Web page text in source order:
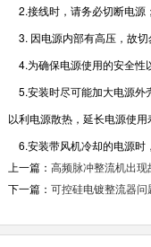
2.接线时，请务必切断电源；
3. 因电源内部有高压，故
4.为确保电源使用的安全性
5.安装时尽可能加大电源外
以利电源散热，延长电源使用
6.安装带风机冷却的电源时
上一篇： 高频脉冲整流机出
下一篇： 可控硅电镀整流器问
到...
脉
脉
种
谈
保